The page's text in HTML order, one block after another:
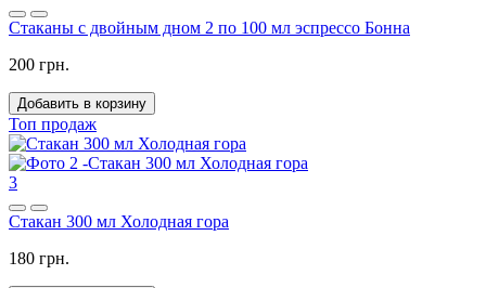
Стаканы с двойным дном 2 по 100 мл эспрессо Бонна
200 грн.
Добавить в корзину
Топ продаж
3
Стакан 300 мл Холодная гора
180 грн.